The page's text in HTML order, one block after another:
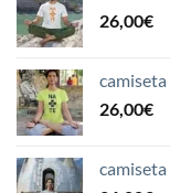
26,00€
26,00€
camiseta